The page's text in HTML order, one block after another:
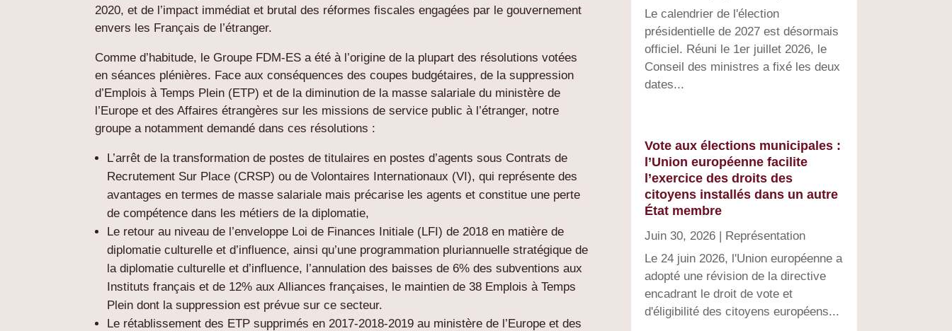
2020, et de l’impact immédiat et brutal des réformes fiscales engagées par le gouvernement
envers les Français de l’étranger.
Comme d’habitude, le Groupe FDM-ES a été à l’origine de la plupart des résolutions votées
en séances plénières. Face aux conséquences des coupes budgétaires, de la suppression
d’Emplois à Temps Plein (ETP) et de la diminution de la masse salariale du ministère de
l’Europe et des Affaires étrangères sur les missions de service public à l’étranger, notre
groupe a notamment demandé dans ces résolutions :
L’arrêt de la transformation de postes de titulaires en postes d’agents sous Contrats de
Recrutement Sur Place (CRSP) ou de Volontaires Internationaux (VI), qui représente des
avantages en termes de masse salariale mais précarise les agents et constitue une perte
de compétence dans les métiers de la diplomatie,
Le retour au niveau de l’enveloppe Loi de Finances Initiale (LFI) de 2018 en matière de
diplomatie culturelle et d’influence, ainsi qu’une programmation pluriannuelle stratégique de
la diplomatie culturelle et d’influence, l’annulation des baisses de 6% des subventions aux
Instituts français et de 12% aux Alliances françaises, le maintien de 38 Emplois à Temps
Plein dont la suppression est prévue sur ce secteur.
Le rétablissement des ETP supprimés en 2017-2018-2019 au ministère de l’Europe et des
Le calendrier de l'élection
présidentielle de 2027 est désormais
officiel. Réuni le 1er juillet 2026, le
Conseil des ministres a fixé les deux
dates...
Vote aux élections municipales :
l’Union européenne facilite
l’exercice des droits des
citoyens installés dans un autre
État membre
Juin 30, 2026| Représentation
Le 24 juin 2026, l'Union européenne a
adopté une révision de la directive
encadrant le droit de vote et
d'éligibilité des citoyens européens...